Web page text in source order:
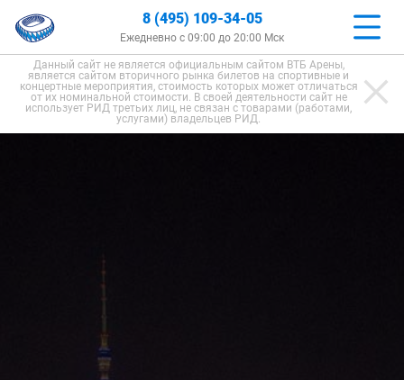
8 (495) 109-34-05
Ежедневно с 09:00 до 20:00 Мск
Данный сайт не является официальным сайтом ВТБ Арены,
является сайтом вторичного рынка билетов на спортивные и
концертные мероприятия, стоимость которых может отличаться
от их номинальной стоимости. В своей деятельности сайт не
использует РИД третьих лиц, не связан с товарами (работами,
услугами) владельцев РИД.